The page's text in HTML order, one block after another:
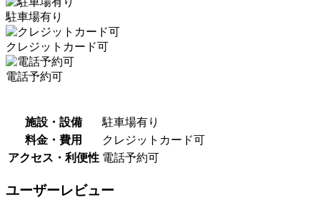
駐車場有り
クレジットカード可
電話予約可
施設・設備
駐車場有り
料金・費用
クレジットカード可
アクセス・利便性 電話予約可
ユーザーレビュー